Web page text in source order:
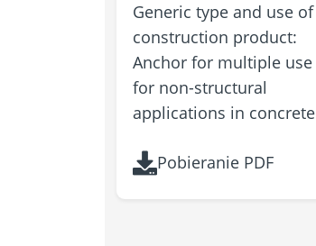
Generic type and use of
construction product:
Anchor for multiple use
for non-structural
applications in concrete
Pobieranie PDF